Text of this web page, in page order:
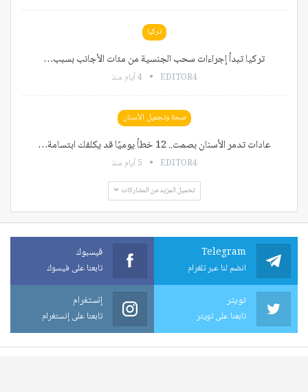
تركيا
تركيا تبدأ إجراءات سحب الجنسية من مئات الأجانب بسبب…
EDITOR4 4 أيام منذ
صحة وتجميل الأسنان
عادات تدمر الأسنان بصمت.. 12 خطأ يوميًا قد يكلفك ابتسامة…
EDITOR4 5 أيام منذ
تحميل المزيد من المشاركات
Telegram
انضم لنا عبر تلغرام
فيسبوك
تابعنا على فيسوك
تويتر
تابعنا على تويتر
إنستغرام
تابعنا على إنستغرام